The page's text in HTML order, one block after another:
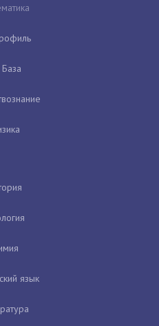
База
язык